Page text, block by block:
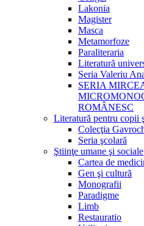
Lakonia
Magister
Masca
Metamorfoze
Paraliteraria
Literatură
Seria Valeriu
SERIA
ROMÂNESC
Literatură pentru copii
Colecţia
Seria şcolară
Ştiinţe umane şi sociale
Cartea de
Gen şi cultură
Monografii
Paradigme
Limb
Restauratio